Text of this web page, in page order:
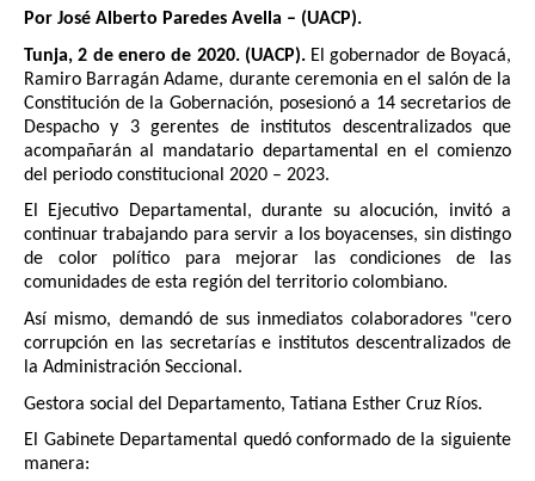
Por José Alberto Paredes Avella – (UACP).
Tunja, 2 de enero de 2020. (UACP).El gobernador de Boyacá,
Ramiro Barragán Adame, durante ceremonia en el salón de la
Constitución de la Gobernación, posesionó a 14 secretarios de
Despacho y 3 gerentes de institutos descentralizados que
acompañarán al mandatario departamental en el comienzo
del periodo constitucional 2020 – 2023.
El Ejecutivo Departamental, durante su alocución, invitó a
continuar trabajando para servir a los boyacenses, sin distingo
de color político para mejorar las condiciones de las
comunidades de esta región del territorio colombiano.
Así mismo, demandó de sus inmediatos colaboradores "cero
corrupción en las secretarías e institutos descentralizados de
la Administración Seccional.
Gestora social del Departamento, Tatiana Esther Cruz Ríos.
El Gabinete Departamental quedó conformado de la siguiente
manera: